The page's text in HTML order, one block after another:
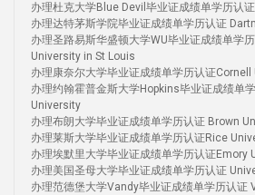
办理杜克大学Blue Devil毕业证成绩单学历认
办理达特茅斯学院毕业证成绩单学历认证
办理圣路易斯华盛顿大学WU毕业证成绩单学
University in St Louis
办理康奈尔大学毕业证成绩单学历认证
办理约翰霍普金斯大学Hopkins毕业证成绩单
University
办理布朗大学毕业证成绩单学历认证 Brown
办理莱斯大学毕业证成绩单学历认证Rice
办理埃默里大学毕业证成绩单学历认证Emory
办理美国圣母大学毕业证成绩单学历认证
办理范德堡大学Vandy毕业证成绩单学历认证